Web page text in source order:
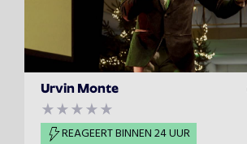
Urvin Monte
REAGEERT BINNEN 24 UUR